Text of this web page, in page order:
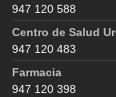
947 120 588
Centro de Salud
947 120 483
Farmacia
947 120 398